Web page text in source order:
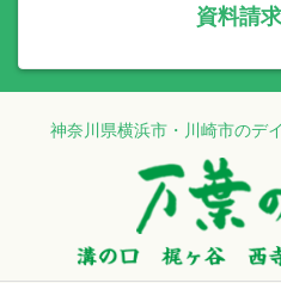
資料請
神奈川県横浜市・川崎市のデ